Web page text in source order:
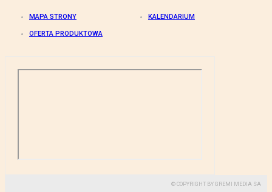
MAPA STRONY KALENDARIUM
OFERTA PRODUKTOWA
© COPYRIGHT BY GREMI MEDIA SA